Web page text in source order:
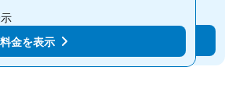
料金を表示
料金を表示